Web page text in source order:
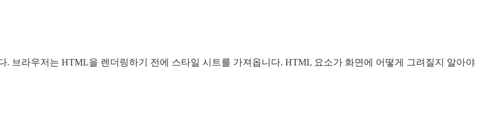
. 브라우저는 HTML을 렌더링하기 전에 스타일 시트를 가져옵니다. HTML 요소가 화면에 어떻게 그려질지 알아야